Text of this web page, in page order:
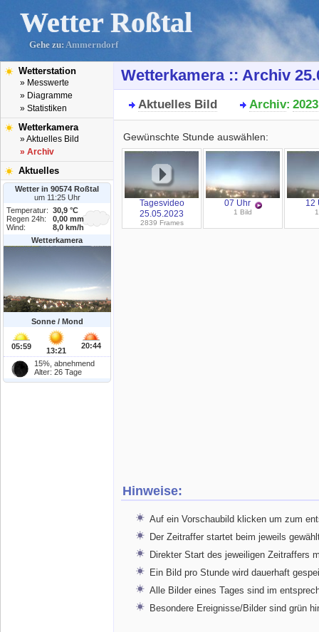
Wetter Roßtal
Gehe zu: Ammerndorf
Wetterstation
» Messwerte
» Diagramme
» Statistiken
Wetterkamera
» Aktuelles Bild
» Archiv
Aktuelles
Wetter in 90574 Roßtal
um 11:25 Uhr
Temperatur:
30,9 °C
Regen 24h:
0,00 mm
Wind:
8,0 km/h
Wetterkamera
Sonne / Mond
05:59 13:21
20:44
15%, abnehmend
Alter: 26 Tage
Wetterkamera :: Archiv
Aktuelles Bild Archiv: 2023
Gewünschte Stunde auswählen:
Tagesvideo
25.05.2023
2839 Frames
07 Uhr
1 Bild
12
Hinweise:
Auf ein Vorschaubild klicken um zum
Der Zeitraffer startet beim jeweils
Direkter Start des jeweiligen Zeitraffers
Ein Bild pro Stunde wird dauerhaft
Alle Bilder eines Tages sind im
Besondere Ereignisse/Bilder sind grün